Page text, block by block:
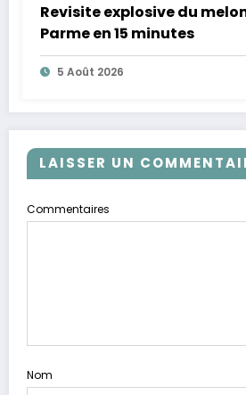
Revisite explosive du
Parme en 15 minutes
5 Août 2026
LAISSER UN
Commentaires
Nom